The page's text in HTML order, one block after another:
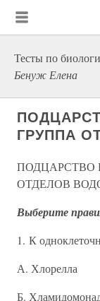
Тесты по
Бенуж Елена
ГРУППА
ПОДЦАРСТВО
ОТДЕЛОВ
Выберите
1. К
А. Хлорелла
Б.